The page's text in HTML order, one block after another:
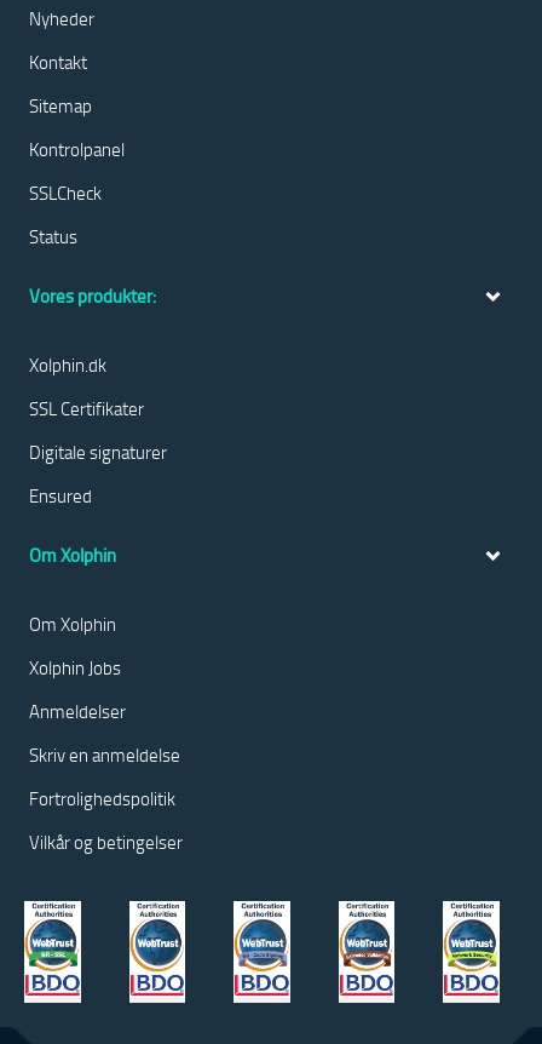
Nyheder
Kontakt
Sitemap
Kontrolpanel
SSLCheck
Status
Vores produkter:
Xolphin.dk
SSL Certifikater
Digitale signaturer
Ensured
Om Xolphin
Om Xolphin
Xolphin Jobs
Anmeldelser
Skriv en anmeldelse
Fortrolighedspolitik
Vilkår og betingelser